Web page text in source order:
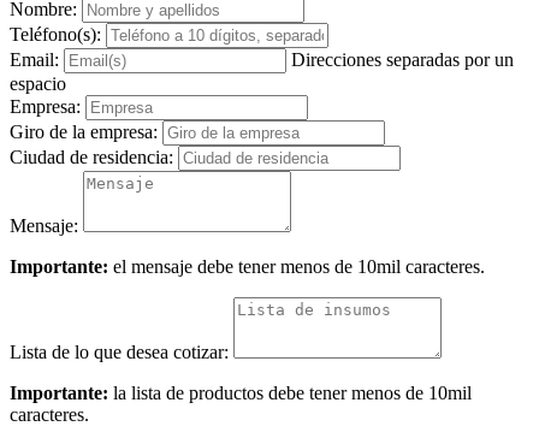
Nombre:
Teléfono(s):
Email:
Direcciones separadas por un
espacio
Empresa:
Giro de la empresa:
Ciudad de residencia:
Mensaje:
Importante: el mensaje debe tener menos de 10mil caracteres.
Lista de lo que desea cotizar:
Importante: la lista de productos debe tener menos de 10mil
caracteres.